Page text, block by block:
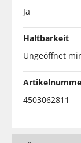
Ja
Haltbarkeit
Ungeöffnet
4503062811